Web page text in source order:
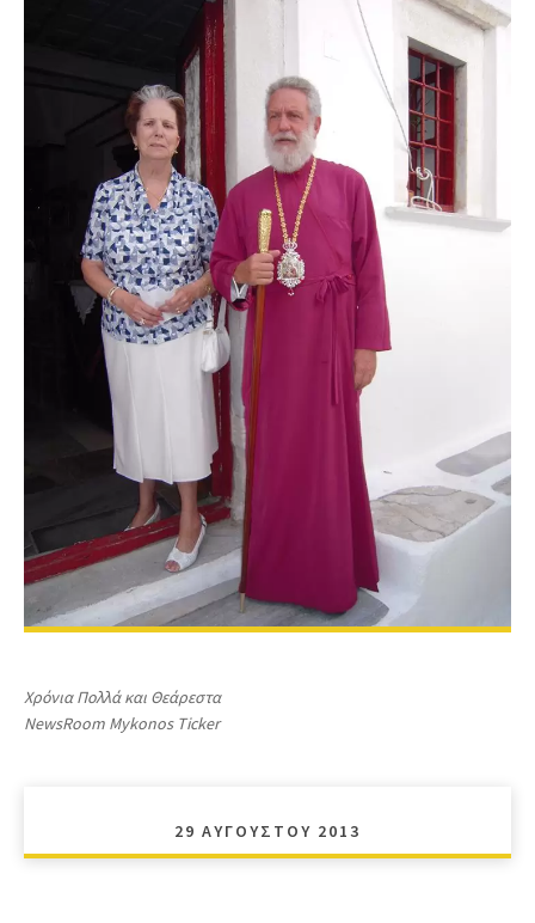
Χρόνια Πολλά και Θεάρεστα
NewsRoom Mykonos Ticker
29 ΑΥΓΟΎΣΤΟΥ 2013